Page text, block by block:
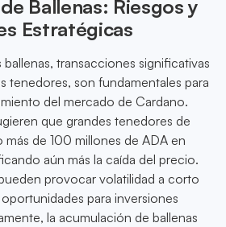
Ballenas: Riesgos y
Estratégicas
ballenas, transacciones significativas
tenedores, son fundamentales para
del mercado de Cardano.
que grandes tenedores de
de 100 millones de ADA en
aún más la caída del precio.
provocar volatilidad a corto
para inversiones
la acumulación de ballenas